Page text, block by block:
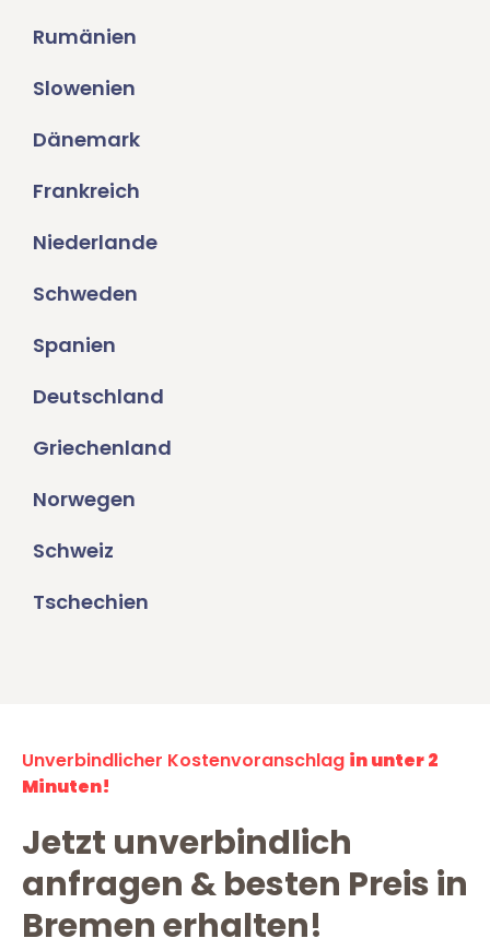
Rumänien
Slowenien
Dänemark
Frankreich
Niederlande
Schweden
Spanien
Deutschland
Griechenland
Norwegen
Schweiz
Tschechien
Unverbindlicher Kostenvoranschlag in unter 2
Minuten!
Jetzt unverbindlich
anfragen & besten Preis in
Bremen erhalten!